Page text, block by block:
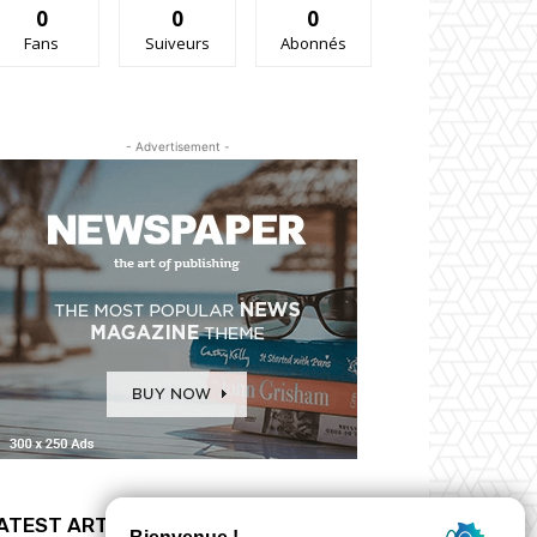
0
Fans
0
Suiveurs
0
Abonnés
- Advertisement -
ARTICLES